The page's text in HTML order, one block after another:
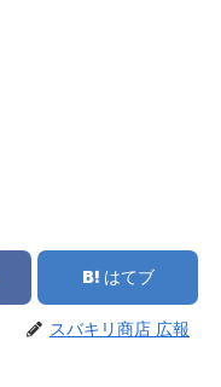
はてブ
スバキリ商店 広報